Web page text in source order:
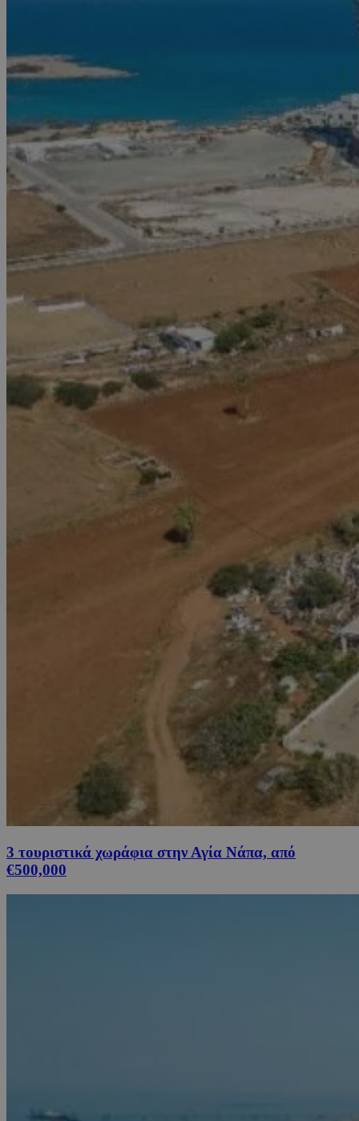
3 τουριστικά χωράφια στην Αγία Νάπα, από
€500,000